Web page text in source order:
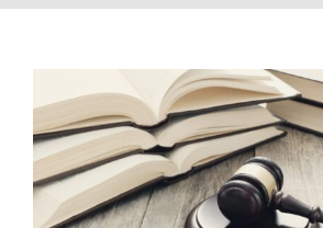
Contacto
Socios Abogados
Servicios